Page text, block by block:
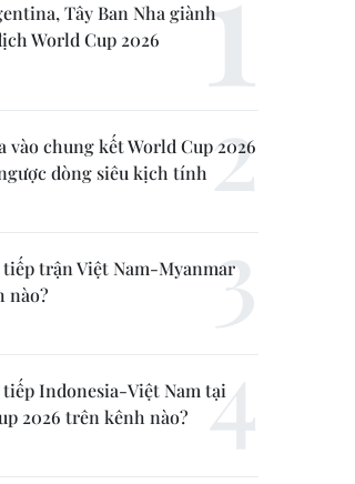
Tây Ban Nha giành
World Cup 2026
vào chung kết World Cup 2026
dòng siêu kịch tính
trận Việt Nam-Myanmar
nào?
Indonesia-Việt Nam tại
2026 trên kênh nào?